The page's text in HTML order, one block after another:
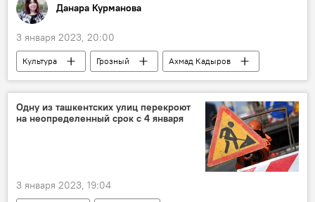
Данара Курманова
3 января 2023, 20:00
Культура Грозный
Ахмад Кадыров
Рамзан Кадыров
Одну из ташкентских улиц перекроют
на неопределенный срок с 4 января
3 января 2023, 19:04